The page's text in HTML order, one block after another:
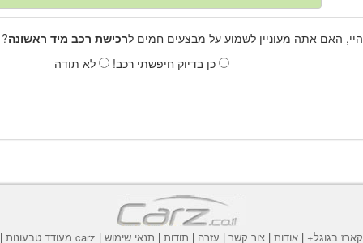
היי, האם אתה מעוניין לשמוע על מבצעים חמים לרכישת רכב מיד ראשונה
כן בדיוק חיפשתי רכב!
לא תודה
קארז בגוגל+ | אודות | צור קשר | עזרה | תודות | תנאי שימוש | carz מעודד טבעונות |